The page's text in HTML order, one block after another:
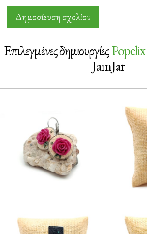
Επιλεγμένες δημιουργίες
JamJar